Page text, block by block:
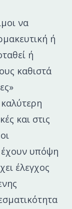
να
ή
ή
καθιστά
και στις
έχουν υπόψη
έλεγχος